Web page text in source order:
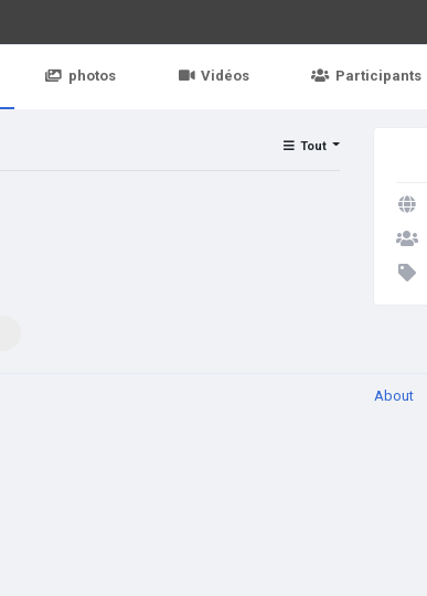
photos Vidéos Participants
Tout
About